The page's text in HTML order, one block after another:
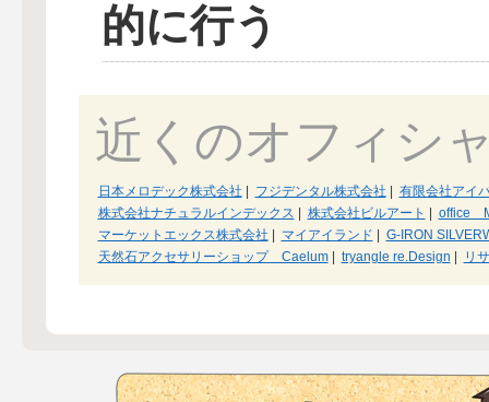
的に行う
近くのオフィシ
日本メロデック株式会社 フジデンタル株式会社
有限会社アイ
株式会社ナチュラルインデックス
株式会社ビルアート
office
マーケットエックス株式会社
マイアイランド
G-IRON
天然石アクセサリーショップ Caelum| tryangle re.Design リ